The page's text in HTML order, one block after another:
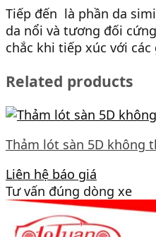
Tiếp đến là phần da
da nổi và tương đối
chắc khi tiếp xúc với
Related products
Thảm lót sàn 5D không
Liên hệ báo giá
Tư vấn đúng dòng xe